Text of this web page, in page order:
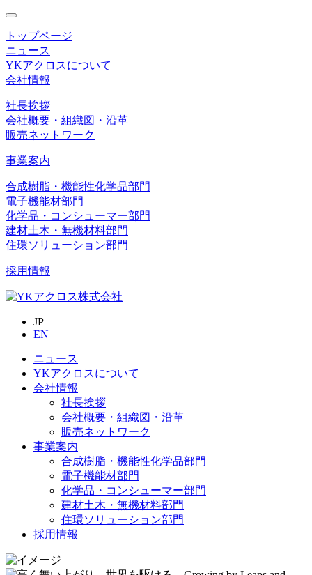
toggle
navigation
トップページ
ニュース
YKアクロスについて
会社情報
社長挨拶
会社概要・組織図・沿革
販売ネットワーク
事業案内
合成樹脂・機能性化学品部門
電子機能材部門
化学品・コンシューマー部門
建材土木・無機材料部門
住環ソリューション部門
採用情報
JP
EN
ニュース
YKアクロスについて
会社情報
社長挨拶
会社概要・組織図・沿革
販売ネットワーク
事業案内
合成樹脂・機能性化学品部門
電子機能材部門
化学品・コンシューマー部門
建材土木・無機材料部門
住環ソリューション部門
採用情報